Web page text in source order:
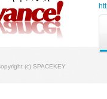
(c) SPACEKEY